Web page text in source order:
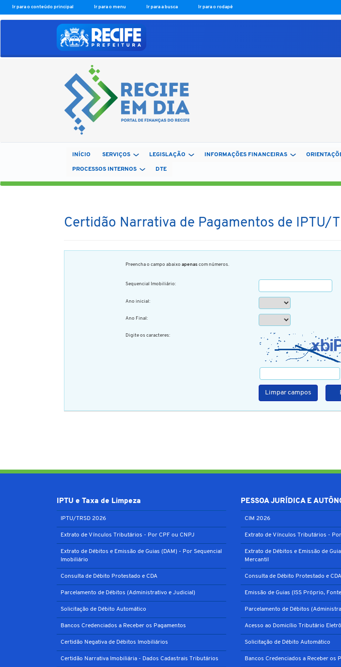
Ir para o conteúdo principal Ir para o menu Ir para a busca Ir para o rodapé
INÍCIO SERVIÇOS LEGISLAÇÃO INFORMAÇÕES FINANCEIRAS
PROCESSOS INTERNOS DTE
Certidão Narrativa de Pagamentos de IPTU/
Preencha o campo abaixo apenascom números.
Sequencial Imobiliário:
Ano inicial:
Ano Final:
Digite os caracteres:
Limpar campos
IPTU e Taxa de Limpeza
IPTU/TRSD 2026
Extrato de Vínculos Tributários - Por CPF ou CNPJ
Extrato de Débitos e Emissão de Guias (DAM) - Por Sequencial
Imobiliário
Consulta de Débito Protestado e CDA
Parcelamento de Débitos (Administrativo e Judicial)
Solicitação de Débito Automático
Bancos Credenciados a Receber os Pagamentos
Certidão Negativa de Débitos Imobiliários
Certidão Narrativa Imobiliária - Dados Cadastrais Tributários
PESSOA JURÍDICA E
CIM 2026
Extrato de Vínculos Tributários -
Extrato de Débitos e Emissão de
Mercantil
Consulta de Débito Protestado e CDA
Emissão de Guias (ISS Próprio,
Parcelamento de Débitos
Acesso ao Domicílio Tributário
Solicitação de Débito Automático
Bancos Credenciados a Receber os